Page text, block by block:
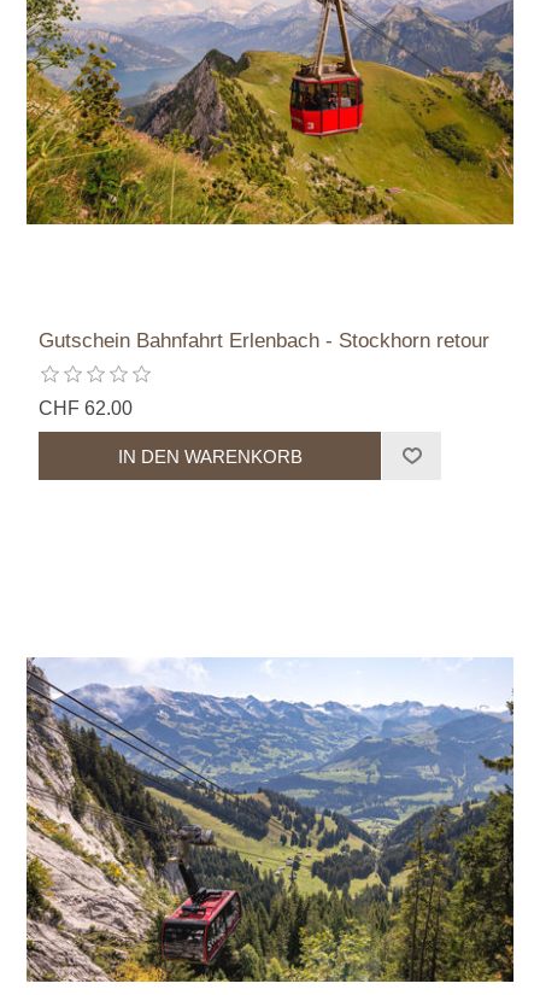
Gutschein Bahnfahrt Erlenbach - Stockhorn retour
CHF 62.00